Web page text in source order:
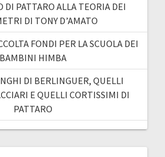
DI PATTARO ALLA TEORIA DEI
DI TONY D’AMATO
FONDI PER LA SCUOLA DEI
BAMBINI HIMBA
DI BERLINGUER, QUELLI
E QUELLI CORTISSIMI DI
PATTARO